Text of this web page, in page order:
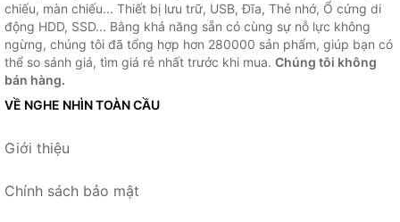
chiếu, màn chiếu... Thiết bị lưu trữ, USB, Đĩa, Thẻ nhớ, Ổ cứng di
động HDD, SSD... Bằng khả năng sẵn có cùng sự nỗ lực không
ngừng, chúng tôi đã tổng hợp hơn 280000 sản phẩm, giúp bạn có
thể so sánh giá, tìm giá rẻ nhất trước khi mua. Chúng tôi không
bán hàng.
VỀ NGHE NHÌN TOÀN CẦU
Giới thiệu
Chính sách bảo mật